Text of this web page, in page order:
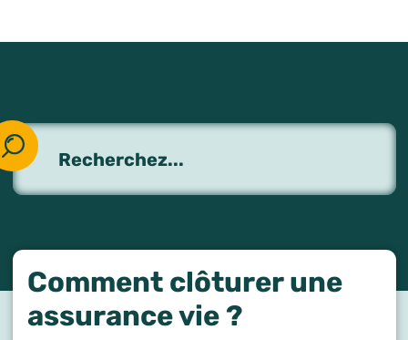
Comment clôturer une
assurance vie ?